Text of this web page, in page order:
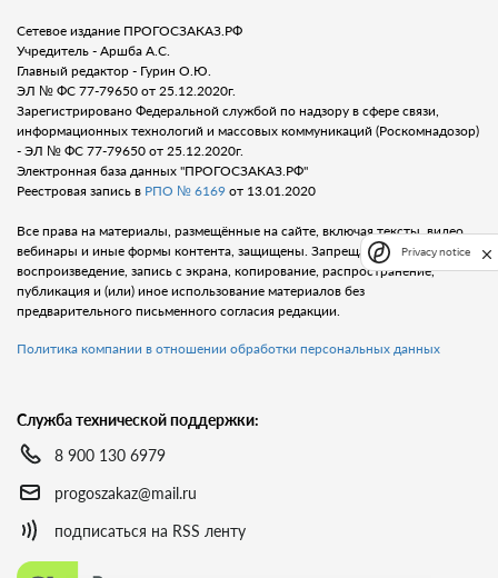
Сетевое издание ПРОГОСЗАКАЗ.РФ
Учредитель - Аршба А.С.
Главный редактор - Гурин О.Ю.
ЭЛ № ФС 77-79650 от 25.12.2020г.
Зарегистрировано Федеральной службой по надзору в сфере связи,
информационных технологий и массовых коммуникаций (Роскомнадозор)
- ЭЛ № ФС 77-79650 от 25.12.2020г.
Электронная база данных "ПРОГОСЗАКАЗ.РФ"
Реестровая запись в РПО № 6169 от 13.01.2020
Все права на материалы, размещённые на сайте, включая тексты, видео,
вебинары и иные формы контента, защищены. Запрещается любое
воспроизведение, запись с экрана, копирование, распространение,
публикация и (или) иное использование материалов без
предварительного письменного согласия редакции.
Политика компании в отношении обработки персональных данных
Служба технической поддержки:
8 900 130 6979
progoszakaz@mail.ru
подписаться на RSS ленту
Privacy notice